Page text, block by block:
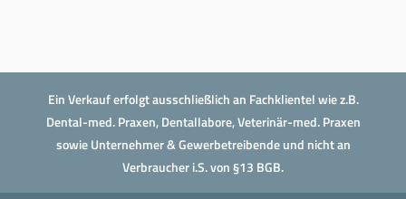
Ein Verkauf erfolgt ausschließlich an Fachklientel wie z.B.
Dental-med. Praxen, Dentallabore, Veterinär-med. Praxen
sowie Unternehmer & Gewerbetreibende und nicht an
Verbraucher i.S. von §13 BGB.